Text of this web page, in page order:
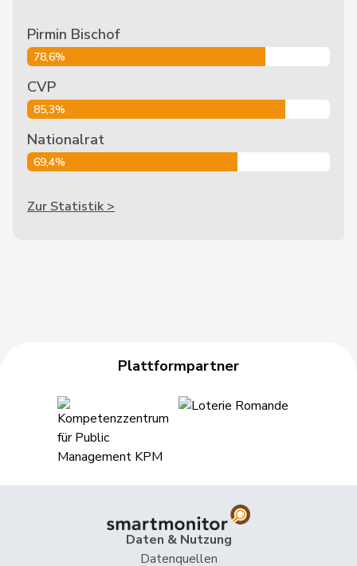
Pirmin Bischof
78,6%
CVP
85,3%
Nationalrat
69,4%
Zur Statistik >
Plattformpartner
Daten & Nutzung
Datenquellen